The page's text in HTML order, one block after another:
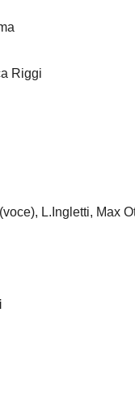
Riggi
L.Ingletti, Max